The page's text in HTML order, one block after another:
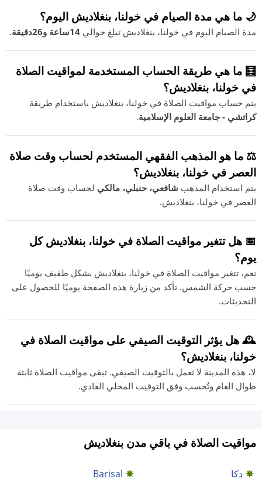
🌙 ما هي مدة الصيام في خولنا، بنغلاديش اليوم؟
مدة الصيام اليوم في خولنا، بنغلاديش تبلغ حوالي 14ساعة و26دقيقة .
🧮 ما هي طريقة الحساب المستخدمة لمواقيت الصلاة
في خولنا، بنغلاديش؟
يتم حساب مواقيت الصلاة في خولنا، بنغلاديش باستخدام طريقة
كراتشي - جامعة العلوم الإسلامية.
⚖️ ما هو المذهب الفقهي المستخدم لحساب وقت صلاة
العصر في خولنا، بنغلاديش؟
يتم استخدام المذهب شافعي، حنبلي، مالكي لحساب وقت صلاة
العصر في خولنا، بنغلاديش.
📅 هل تتغير مواقيت الصلاة في خولنا، بنغلاديش كل
يوم؟
نعم، تتغير مواقيت الصلاة في خولنا، بنغلاديش بشكل طفيف يوميًا
حسب حركة الشمس. تأكد من زيارة هذه الصفحة يوميًا للحصول على
التحديثات.
🕰️ هل يؤثر التوقيت الصيفي على مواقيت الصلاة في
خولنا، بنغلاديش؟
لا، هذه المدينة لا تعمل بالتوقيت الصيفي. تبقى مواقيت الصلاة ثابتة
طوال العام وتُحسب وفق التوقيت المحلي العادي.
مواقيت الصلاة في باقي مدن بنغلاديش
دكا
Barisal